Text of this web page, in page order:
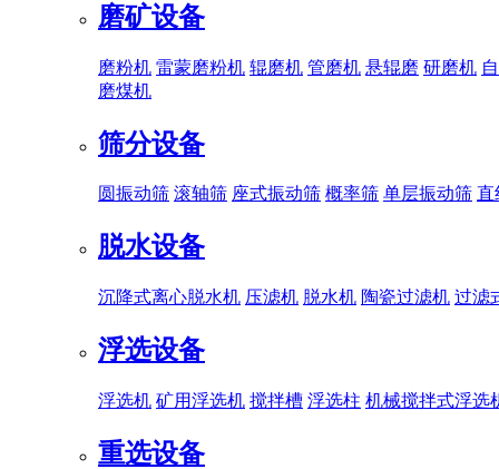
磨矿设备
磨粉机 雷蒙磨粉机 辊磨机 管磨机 悬辊磨 研磨机
磨煤机
筛分设备
圆振动筛 滚轴筛 座式振动筛 概率筛 单层振动筛 直
脱水设备
沉降式离心脱水机 压滤机 脱水机 陶瓷过滤机 过滤
浮选设备
浮选机 矿用浮选机 搅拌槽 浮选柱 机械搅拌式浮选
重选设备